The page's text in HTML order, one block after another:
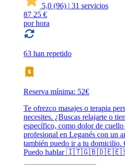
5,0 (96) | 31 servicios
87 25 €
por hora
63 han repetido
Reserva mínima: 52€
Te ofrezco masajes o terapia
necesites. ¿Buscas relajarte o
específico, como dolor de
profesional en Leganés con un
también puedo ir a tu domicilio.
Puedo hablar